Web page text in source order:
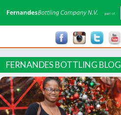
FERNANDES BOTTLING BLOG